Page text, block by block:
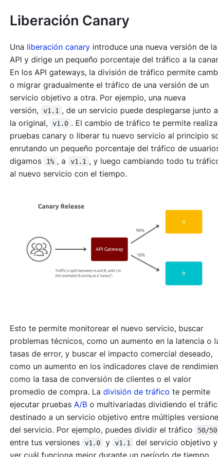
Liberación Canary
Una liberación canary introduce una nueva versión de la
API y dirige un pequeño porcentaje del tráfico a la
En los API gateways, la división de tráfico permite
o migrar gradualmente el tráfico de una versión de un
servicio objetivo a otra. Por ejemplo, una nueva
versión,
v1.1 , de un servicio puede desplegarse junto
la original,
v1.0 . El cambio de tráfico te permite
pruebas canary o liberar tu nuevo servicio al principio
enrutando un pequeño porcentaje del tráfico de
digamos
1% , a v1.1 , y luego cambiando todo tu
al nuevo servicio con el tiempo.
Esto te permite monitorear el nuevo servicio, buscar
problemas técnicos, como un aumento en la latencia o
tasas de error, y buscar el impacto comercial deseado,
como un aumento en los indicadores clave de
como la tasa de conversión de clientes o el valor
promedio de compra. La división de tráfico te permite
ejecutar pruebas A/B o multivariadas dividiendo el
destinado a un servicio objetivo entre múltiples
del servicio. Por ejemplo, puedes dividir el tráfico
50/50
entre tus versiones v1.0 y v1.1
del servicio objetivo
ver cuál funciona mejor durante un período de tiempo